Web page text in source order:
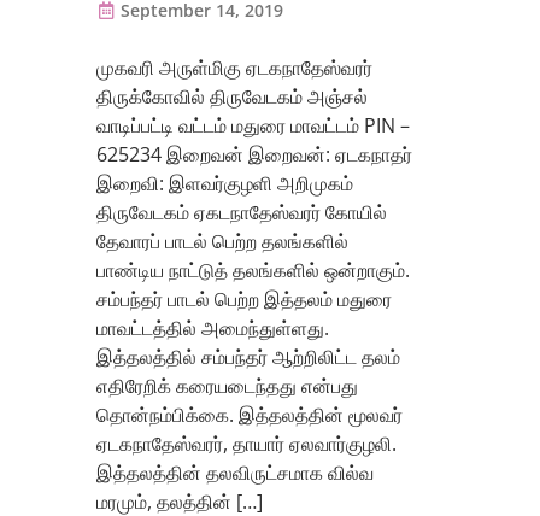
September 14, 2019
முகவரி அருள்மிகு ஏடகநாதேஸ்வரர்
திருக்கோவில் திருவேடகம் அஞ்சல்
வாடிப்பட்டி வட்டம் மதுரை மாவட்டம் PIN –
625234 இறைவன் இறைவன்: ஏடகநாதர்
இறைவி: இளவர்குழளி அறிமுகம்
திருவேடகம் ஏகடநாதேஸ்வரர் கோயில்
தேவாரப் பாடல் பெற்ற தலங்களில்
பாண்டிய நாட்டுத் தலங்களில் ஒன்றாகும்.
சம்பந்தர் பாடல் பெற்ற இத்தலம் மதுரை
மாவட்டத்தில் அமைந்துள்ளது.
இத்தலத்தில் சம்பந்தர் ஆற்றிலிட்ட தலம்
எதிரேறிக் கரையடைந்தது என்பது
தொன்நம்பிக்கை. இத்தலத்தின் மூலவர்
ஏடகநாதேஸ்வரர், தாயார் ஏலவார்குழலி.
இத்தலத்தின் தலவிருட்சமாக வில்வ
மரமும், தலத்தின் […]